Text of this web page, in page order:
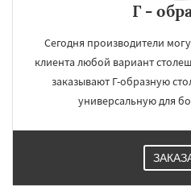
Г -
Сегодня производители
клиента любой вариант
заказывают Г-образную
универсальную для